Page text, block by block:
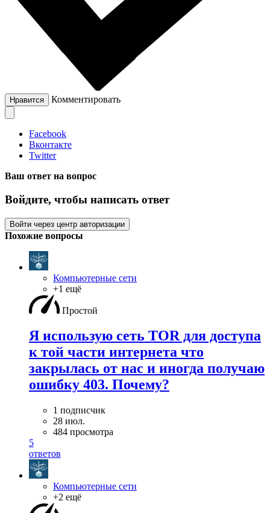
Нравится Комментировать
Facebook
Вконтакте
Twitter
Ваш ответ на вопрос
Войдите, чтобы написать ответ
Войти через центр авторизации
Похожие вопросы
Компьютерные сети
+1 ещё
Простой
Я использую сеть TOR для доступа
к той части интернета что
закрылась от нас и иногда получаю
ошибку 403. Почему?
1 подписчик
28 июл.
484 просмотра
5
ответов
Компьютерные сети
+2 ещё